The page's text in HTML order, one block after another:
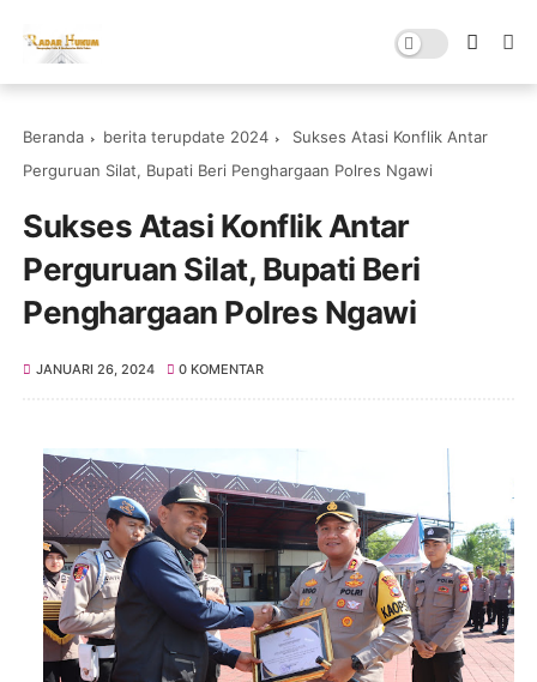
Beranda berita terupdate 2024
Sukses Atasi Konflik Antar
Perguruan Silat, Bupati Beri Penghargaan Polres Ngawi
Sukses Atasi Konflik Antar
Perguruan Silat, Bupati Beri
Penghargaan Polres Ngawi
JANUARI 26, 2024 0 KOMENTAR